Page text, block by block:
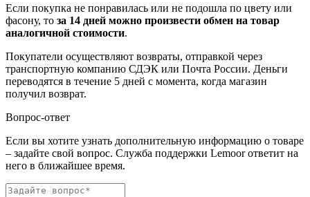
Если покупка не понравилась или не подошла по цвету или
фасону, то за 14 дней можно произвести обмен на товар
аналогичной стоимости.
Покупатели осуществляют возвраты, отправкой через
транспортную компанию СДЭК или Почта России. Деньги
переводятся в течение 5 дней с момента, когда магазин
получил возврат.
Вопрос-ответ
Если вы хотите узнать дополнительную информацию о товаре
– задайте свой вопрос. Служба поддержки Lemoor ответит на
него в ближайшее время.